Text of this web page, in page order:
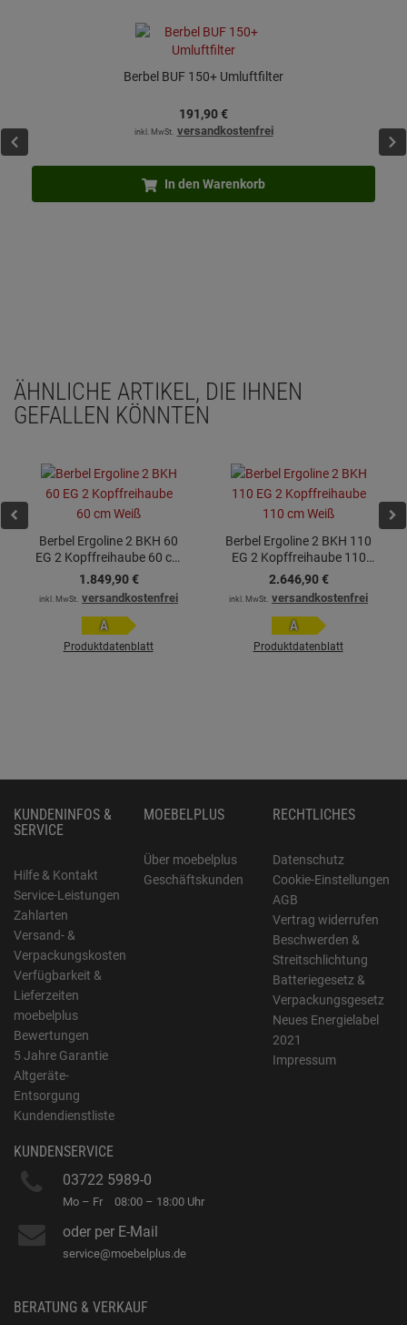
Berbel BUF 150+ Umluftfilter
191,90€
inkl. MwSt. versandkostenfrei
In den Warenkorb
ÄHNLICHE ARTIKEL, DIE IHNEN
GEFALLEN KÖNNTEN
Berbel Ergoline 2 BKH 60
EG 2 Kopffreihaube 60 cm
Weiß
1.849,90 €
inkl. MwSt. versandkostenfrei
A
Produktdatenblatt
Berbel Ergoline 2 BKH 110
EG 2 Kopffreihaube 110
cm Weiß
2.646,90 €
inkl. MwSt. versandkostenfrei
A
Produktdatenblatt
KUNDENINFOS &
SERVICE
Hilfe & Kontakt
Service-Leistungen
Zahlarten
Versand- &
Verpackungskosten
Verfügbarkeit &
Lieferzeiten
moebelplus
Bewertungen
5 Jahre Garantie
Altgeräte-
Entsorgung
Kundendienstliste
MOEBELPLUS
Über moebelplus
Geschäftskunden
RECHTLICHES
Datenschutz
Cookie-Einstellungen
AGB
Vertrag widerrufen
Beschwerden &
Streitschlichtung
Batteriegesetz &
Verpackungsgesetz
Neues Energielabel
2021
Impressum
KUNDENSERVICE
03722 5989-0
Mo – Fr 08:00 – 18:00 Uhr
oder per E-Mail
service@moebelplus.de
BERATUNG & VERKAUF